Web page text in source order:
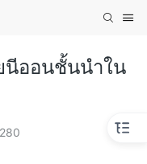
นีออนชั้นนำใน
280